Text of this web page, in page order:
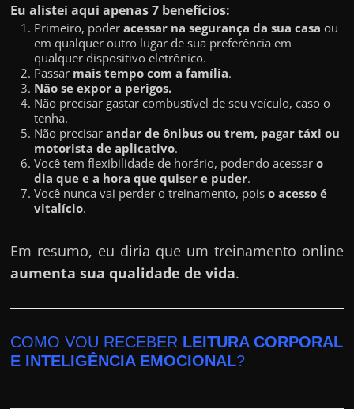
Eu alistei aqui apenas 7 benefícios:
Primeiro, poderacessar na segurança da sua casa ou
em qualquer outro lugar de sua preferência em
qualquer dispositivo eletrônico.
Passar mais tempo com a família.
Não se expor a perigos.
Não precisar gastar combustível de seu veículo, caso o
tenha.
Não precisarandar de ônibus ou trem, pagar táxi ou
motorista de aplicativo.
Você tem flexibilidade de horário, podendo acessaro
dia que e a hora que quiser e puder.
Você nunca vai perder o treinamento, poiso acesso é
vitalício.
Em resumo, eu diria que um treinamento online
aumenta sua qualidade de vida.
COMO VOU RECEBER LEITURA CORPORAL
E INTELIGÊNCIA EMOCIONAL?